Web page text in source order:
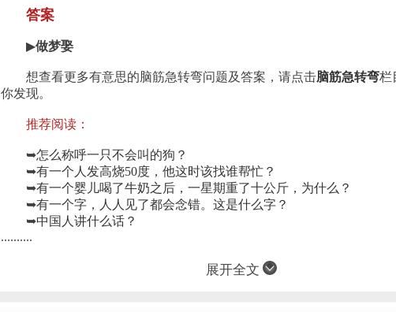
答案
▶做梦娶
想查看更多有意思的脑筋急转弯问题及答案，请点击脑筋急转弯栏
你发现。
推荐阅读：
➥怎么称呼一只不会叫的狗？
➥有一个人发高烧50度，他这时该找谁帮忙？
➥有一个婴儿喝了牛奶之后，一星期重了十公斤，为什么？
➥有一个字，人人见了都会念错。这是什么字？
➥中国人讲什么话？
..........
展开全文